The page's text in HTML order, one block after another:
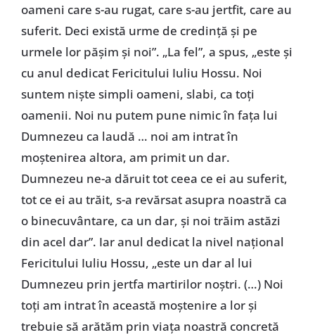
oameni care s-au rugat, care s-au jertfit, care au
suferit. Deci există urme de credință și pe
urmele lor pășim și noi”. „La fel”, a spus, „este și
cu anul dedicat Fericitului Iuliu Hossu. Noi
suntem niște simpli oameni, slabi, ca toți
oamenii. Noi nu putem pune nimic în fața lui
Dumnezeu ca laudă … noi am intrat în
moștenirea altora, am primit un dar.
Dumnezeu ne-a dăruit tot ceea ce ei au suferit,
tot ce ei au trăit, s-a revărsat asupra noastră ca
o binecuvântare, ca un dar, și noi trăim astăzi
din acel dar”. Iar anul dedicat la nivel național
Fericitului Iuliu Hossu, „este un dar al lui
Dumnezeu prin jertfa martirilor noștri. (…) Noi
toți am intrat în această moștenire a lor și
trebuie să arătăm prin viața noastră concretă